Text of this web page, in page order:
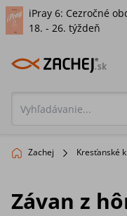
iPray 6: Cezročné
18. - 26. týždeň
Zachej Kresťanské
Závan z